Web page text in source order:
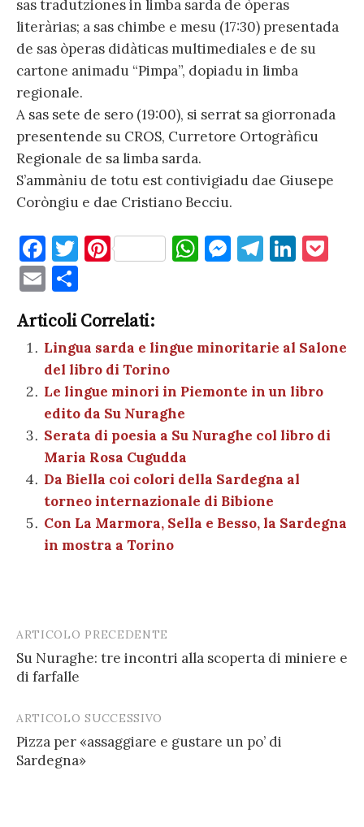
sas tradutziones in limba sarda de òperas
literàrias; a sas chimbe e mesu (17:30) presentada
de sas òperas didàticas multimediales e de su
cartone animadu “Pimpa”, dopiadu in limba
regionale.
A sas sete de sero (19:00), si serrat sa giorronada
presentende su CROS, Curretore Ortogràficu
Regionale de sa limba sarda.
S’ammàniu de totu est contivigiadu dae Giusepe
Coròngiu e dae Cristiano Becciu.
F
a
c
e
b
o
o
k
T
te
r
Pi
es
t
W
A
p
M
g
er
T
a
Li
dI
n
et
E
m
ai
l
n
di
vi
di
Articoli Correlati:
Lingua sarda e lingue minoritarie al Salone
del libro di Torino
Le lingue minori in Piemonte in un libro
edito da Su Nuraghe
Serata di poesia a Su Nuraghe col libro di
Maria Rosa Cugudda
Da Biella coi colori della Sardegna al
torneo internazionale di Bibione
Con La Marmora, Sella e Besso, la Sardegna
in mostra a Torino
Post
navigation
ARTICOLO PRECEDENTE
Su Nuraghe: tre incontri alla scoperta di miniere e
di farfalle
ARTICOLO SUCCESSIVO
Pizza per «assaggiare e gustare un po’ di
Sardegna»